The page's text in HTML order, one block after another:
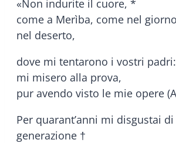
«Non indurite il cuore, *
come a Merìba, come nel
nel deserto,
dove mi tentarono i vostri
mi misero alla prova,
pur avendo visto le mie opere
Per quarant’anni mi disgustai
generazione †